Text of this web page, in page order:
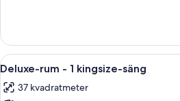
sängar
rum
2
sängar
Öppna
alla
foton
Ett
2
Deluxe-rum - 1 kingsize-säng
37 kvadratmeter